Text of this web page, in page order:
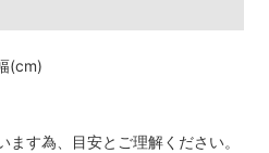
(cm)
す為、目安とご理解ください。